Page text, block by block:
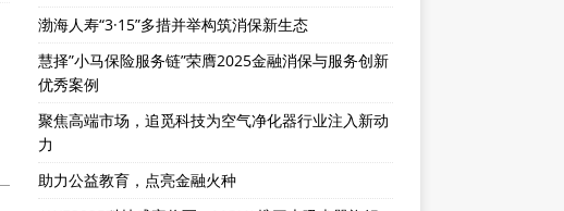
渤海人寿“3·15”多措并举构筑消保新生态
慧择”小马保险服务链”荣膺2025金融消保与服务创新
优秀案例
聚焦高端市场，追觅科技为空气净化器行业注入新动
力
助力公益教育，点亮金融火种